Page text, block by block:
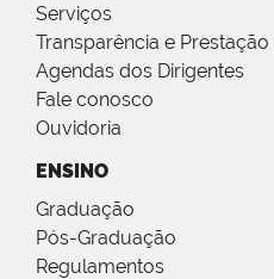
Serviços
Transparência e
Agendas dos Dirigentes
Fale conosco
Ouvidoria
ENSINO
Graduação
Pós-Graduação
Regulamentos